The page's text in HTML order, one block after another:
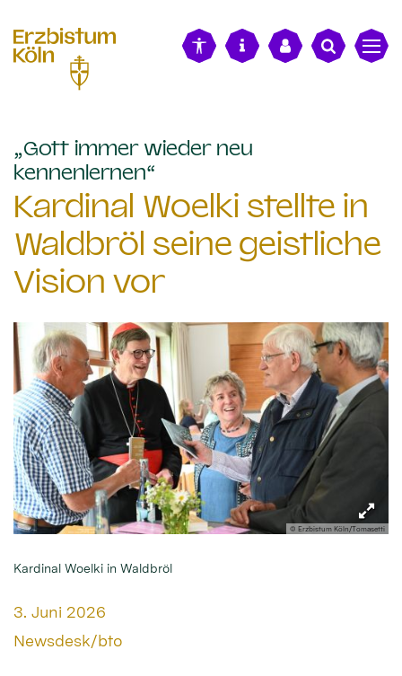
„Gott immer wieder neu
kennenlernen“
Kardinal Woelki stellte in
Waldbröl seine geistliche
Vision vor
© Erzbistum Köln/Tomasetti
Kardinal Woelki in Waldbröl
Datum:
3. Juni 2026
Von:
Newsdesk/bto